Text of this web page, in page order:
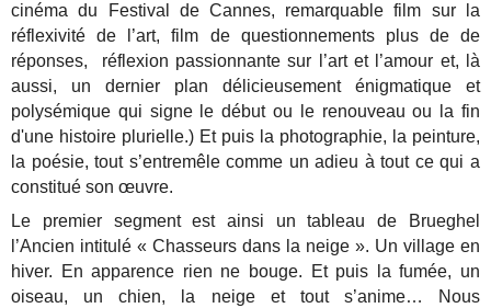
cinéma du Festival de Cannes, remarquable film sur la
réflexivité de l’art, film de questionnements plus de de
réponses, réflexion passionnante sur l’art et l’amour et, là
aussi, un dernier plan délicieusement énigmatique et
polysémique qui signe le début ou le renouveau ou la fin
d'une histoire plurielle.) Et puis la photographie, la peinture,
la poésie, tout s’entremêle comme un adieu à tout ce qui a
constitué son œuvre.
Le premier segment est ainsi un tableau de Brueghel
l’Ancien intitulé « Chasseurs dans la neige ». Un village en
hiver. En apparence rien ne bouge. Et puis la fumée, un
oiseau, un chien, la neige et tout s’anime… Nous